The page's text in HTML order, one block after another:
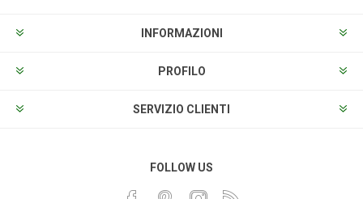
INFORMAZIONI
PROFILO
SERVIZIO CLIENTI
FOLLOW US